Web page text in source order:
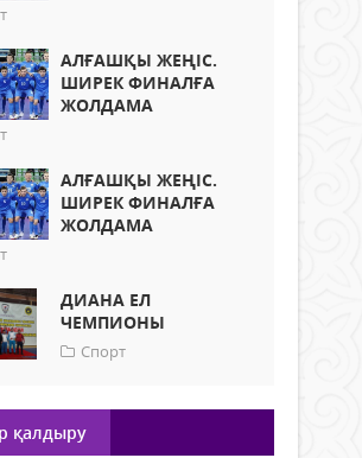
АЛҒАШҚЫ ЖЕҢІС.
ШИРЕК ФИНАЛҒА
ЖОЛДАМА
АЛҒАШҚЫ ЖЕҢІС.
ШИРЕК ФИНАЛҒА
ЖОЛДАМА
ДИАНА ЕЛ
ЧЕМПИОНЫ
Спорт
қалдыру